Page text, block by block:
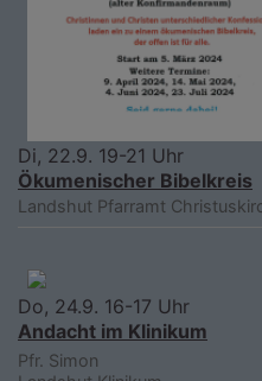
Di, 22.9. 19-21 Uhr
Ökumenischer Bibelkreis
Landshut Pfarramt
Do, 24.9. 16-17 Uhr
Andacht im Klinikum
Pfr. Simon